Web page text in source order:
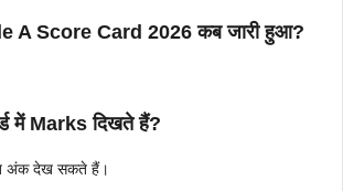
A Score Card 2026 कब जारी हुआ?
में Marks दिखते हैं?
अंक देख सकते हैं।